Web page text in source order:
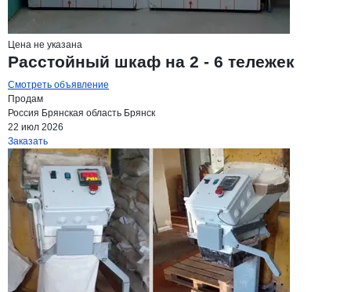
Цена не указана
Расстойный шкаф на 2 - 6 тележек
Смотреть объявление
Продам
Россия Брянская область Брянск
22 июл 2026
Заказать